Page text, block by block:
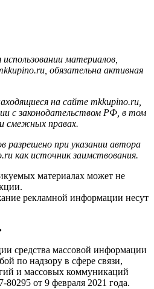
материалов,
обязательна активная
на сайте mkkupino.ru,
с законодательством РФ, в том
смежных правах.
разрешено при указании автора
как источник заимствования.
материалах может не
рекламной информации несут
средства массовой информации
по надзору в сфере связи,
и массовых коммуникаций
от 9 февраля 2021 года.